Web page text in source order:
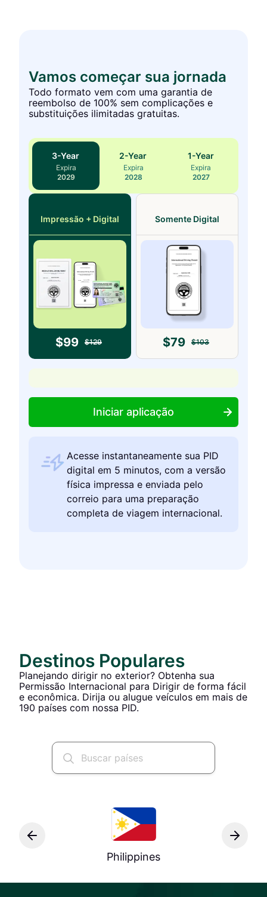
Vamos começar sua jornada
Todo formato vem com uma garantia de
reembolso de 100% sem complicações e
substituições ilimitadas gratuitas.
3-Year
Expira
2029
2-Year
Expira
2028
1-Year
Expira
2027
Impressão + Digital
$99 $129
Somente Digital
$79 $103
Iniciar aplicação
Acesse instantaneamente sua PID
digital em 5 minutos, com a versão
física impressa e enviada pelo
correio para uma preparação
completa de viagem internacional.
Destinos Populares
Planejando dirigir no exterior? Obtenha sua
Permissão Internacional para Dirigir de forma fácil
e econômica. Dirija ou alugue veículos em mais de
190 países com nossa PID.
Philippines